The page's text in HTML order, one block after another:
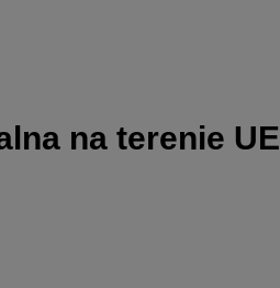
na terenie UE